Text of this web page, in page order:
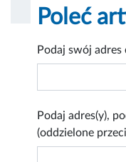
Poleć
Podaj swój adres
Podaj adres(y),
(oddzielone